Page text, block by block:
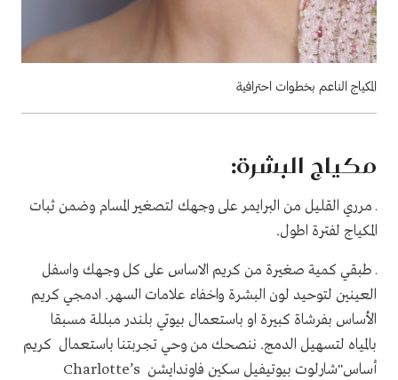
المكياج الناعم بخطوات احترافية
مكياج البشرة:
ـ مرري القليل من البرايمر على وجهك لتصغير المسام وضمن ثبات
المكياج لفترة اطول.
ـطبقي كمية صغيرة من كريم الاساس على كل وجهك واسفل
العينين لتوحيد لون البشرة واخفاء علامات السهر. ادمجي كريم
الأساس بفرشاة كبيرة او باستعمال بيوتي بلندر مبللة مسبقا
بالمياه لتسهيل الدمج. ننصحك من وحي تجربتنا باستعمال كريم
أساس"شارلوت بيوتيفيل سكين فاوندايشن Charlotte’s